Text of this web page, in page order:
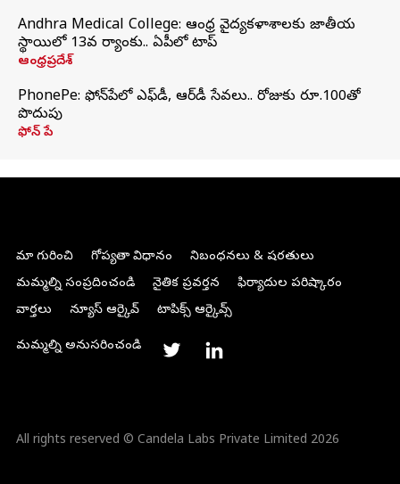
Andhra Medical College: ఆంధ్ర వైద్యకళాశాలకు జాతీయ
స్థాయిలో 13వ ర్యాంకు.. ఏపీలో టాప్
ఆంధ్రప్రదేశ్
PhonePe: ఫోన్‌పేలో ఎఫ్‌డీ, ఆర్‌డీ సేవలు.. రోజుకు రూ.100తో
పొదుపు
ఫోన్‌ పే
మా గురించి గోప్యతా విధానం
నిబంధనలు & షరతులు
మమ్మల్ని సంప్రదించండి
నైతిక ప్రవర్తన
ఫిర్యాదుల పరిష్కారం
వార్తలు
న్యూస్ ఆర్కైవ్ టాపిక్స్ ఆర్కైవ్స్
మమ్మల్ని అనుసరించండి
All rights reserved © Candela Labs Private Limited 2026